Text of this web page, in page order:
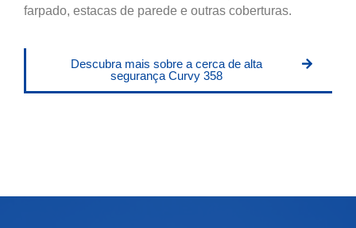
farpado, estacas de parede e outras coberturas.
Descubra mais sobre a cerca de alta
segurança Curvy 358